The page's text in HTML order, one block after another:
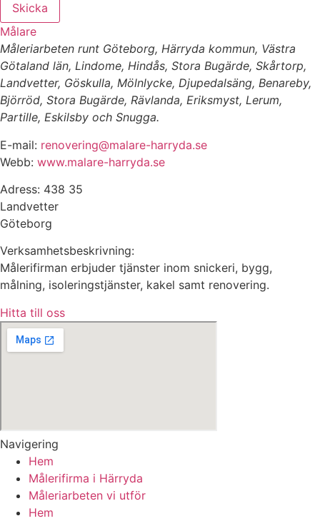
Skicka
Målare
Måleriarbeten runt Göteborg, Härryda kommun, Västra
Götaland län, Lindome, Hindås, Stora Bugärde, Skårtorp,
Landvetter, Göskulla, Mölnlycke, Djupedalsäng, Benareby,
Björröd, Stora Bugärde, Rävlanda, Eriksmyst, Lerum,
Partille, Eskilsby och Snugga.
E-mail: renovering@malare-harryda.se
Webb: www.malare-harryda.se
Adress: 438 35
Landvetter
Göteborg
Verksamhetsbeskrivning:
Målerifirman erbjuder tjänster inom snickeri, bygg,
målning, isoleringstjänster, kakel samt renovering.
Hitta till oss
Navigering
Hem
Målerifirma i Härryda
Måleriarbeten vi utför
Hem